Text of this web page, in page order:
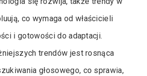
co wymaga od właścicieli
i gotowości do adaptacji.
trendów jest rosnąca
głosowego, co sprawia,